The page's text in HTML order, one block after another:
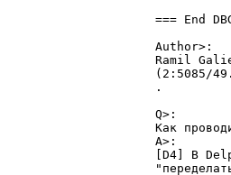
=== End
Author>:
Ramil
(2:5085/
.
Q>:
Как
A>:
[D4] В